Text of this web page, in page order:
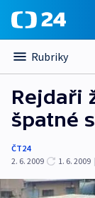
Rubriky
Rejdaři
špatné
ČT24
2. 6. 2009
1. 6. 2009 |